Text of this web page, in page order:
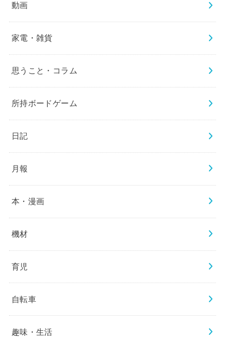
動画
家電・雑貨
思うこと・コラム
所持ボードゲーム
日記
月報
本・漫画
機材
育児
自転車
趣味・生活